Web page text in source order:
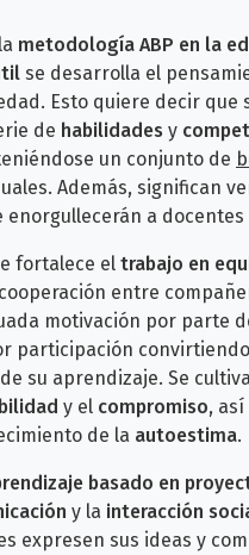
metodología ABP en la
se desarrolla el
Esto quiere decir que
de habilidades y
un conjunto de
Además, significan
enorgullecerán a docentes
fortalece el trabajo en
entre
motivación por parte
participación
su aprendizaje. Se
y el compromiso, así
de la autoestima.
basado en
y la interacción
expresen sus ideas y